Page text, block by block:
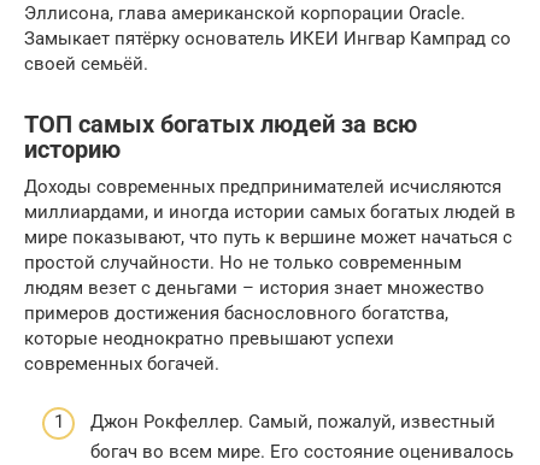
Эллисона, глава американской корпорации Oracle.
Замыкает пятёрку основатель ИКЕИ Ингвар Кампрад со
своей семьёй.
ТОП самых богатых людей за всю
историю
Доходы современных предпринимателей исчисляются
миллиардами, и иногда истории самых богатых людей в
мире показывают, что путь к вершине может начаться с
простой случайности. Но не только современным
людям везет с деньгами – история знает множество
примеров достижения баснословного богатства,
которые неоднократно превышают успехи
современных богачей.
Джон Рокфеллер. Самый, пожалуй, известный
богач во всем мире. Его состояние оценивалось